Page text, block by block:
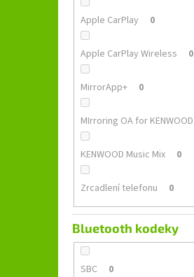
Apple CarPlay 0
Apple CarPlay Wireless 0
MirrorApp+ 0
MIrroring OA for KENWOOD
KENWOOD Music Mix 0
Zrcadlení telefonu 0
Bluetooth kodeky
SBC 0